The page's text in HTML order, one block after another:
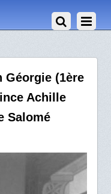
Géorgie (1ère
Achille
Salomé